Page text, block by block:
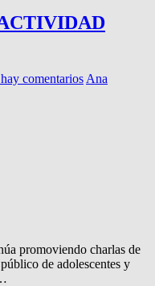
comentarios Ana
promoviendo charlas de
de adolescentes y